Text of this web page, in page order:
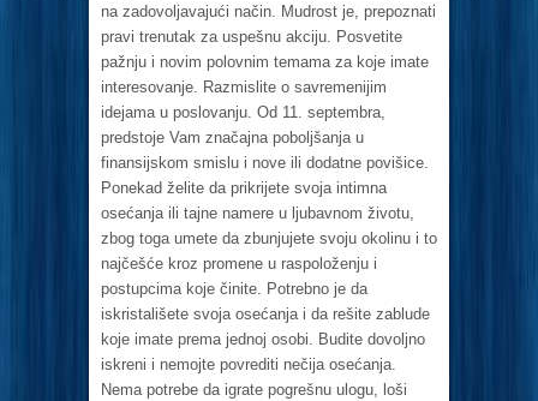
na zadovoljavajući način. Mudrost je, prepoznati
pravi trenutak za uspešnu akciju. Posvetite
pažnju i novim polovnim temama za koje imate
interesovanje. Razmislite o savremenijim
idejama u poslovanju. Od 11. septembra,
predstoje Vam značajna poboljšanja u
finansijskom smislu i nove ili dodatne povišice.
Ponekad želite da prikrijete svoja intimna
osećanja ili tajne namere u ljubavnom životu,
zbog toga umete da zbunjujete svoju okolinu i to
najčešće kroz promene u raspoloženju i
postupcima koje činite. Potrebno je da
iskristališete svoja osećanja i da rešite zablude
koje imate prema jednoj osobi. Budite dovoljno
iskreni i nemojte povrediti nečija osećanja.
Nema potrebe da igrate pogrešnu ulogu, loši